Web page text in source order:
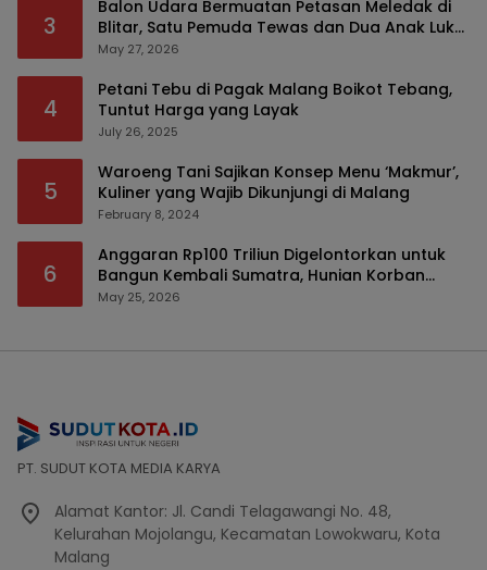
3
Balon Udara Bermuatan Petasan Meledak di
Blitar, Satu Pemuda Tewas dan Dua Anak Luka
Serius
May 27, 2026
4
Petani Tebu di Pagak Malang Boikot Tebang,
Tuntut Harga yang Layak
July 26, 2025
5
Waroeng Tani Sajikan Konsep Menu ‘Makmur’,
Kuliner yang Wajib Dikunjungi di Malang
February 8, 2024
6
Anggaran Rp100 Triliun Digelontorkan untuk
Bangun Kembali Sumatra, Hunian Korban
Bencana Bakal Difokuskan
May 25, 2026
PT. SUDUT KOTA MEDIA KARYA
Alamat Kantor: Jl. Candi Telagawangi No. 48,
Kelurahan Mojolangu, Kecamatan Lowokwaru, Kota
Malang